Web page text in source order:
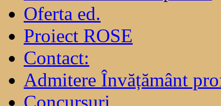
Oferta ed.
Proiect ROSE
Contact:
Admitere Învățământ